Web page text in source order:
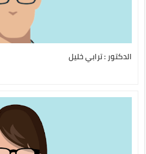
الدكتور : ترابي خليل